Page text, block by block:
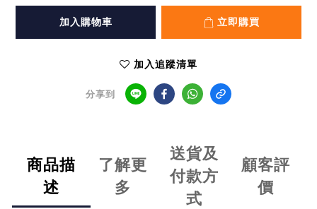
加入購物車 立即購買
加入追蹤清單
分享到
商品描
述
了解更
多
送貨及
付款方
式
顧客評
價